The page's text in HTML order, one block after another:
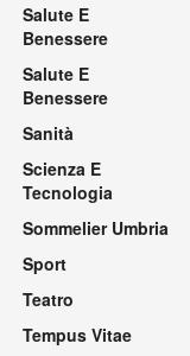
Salute E
Benessere
Salute E
Benessere
Sanità
Scienza E
Tecnologia
Sommelier Umbria
Sport
Teatro
Tempus Vitae